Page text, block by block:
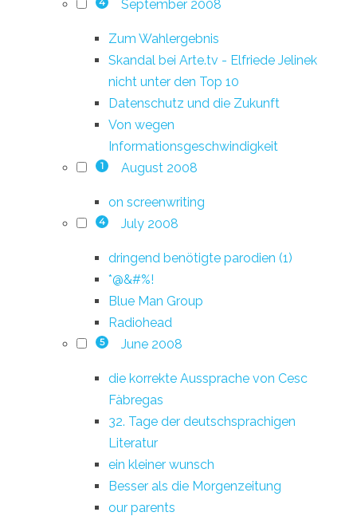
4 September 2008
Zum Wahlergebnis
Skandal bei Arte.tv - Elfriede Jelinek
nicht unter den Top 10
Datenschutz und die Zukunft
Von wegen
Informationsgeschwindigkeit
1 August 2008
on screenwriting
4 July 2008
dringend benötigte parodien (1)
*@&#%!
Blue Man Group
Radiohead
5 June 2008
die korrekte Aussprache von Cesc
Fàbregas
32. Tage der deutschsprachigen
Literatur
ein kleiner wunsch
Besser als die Morgenzeitung
our parents